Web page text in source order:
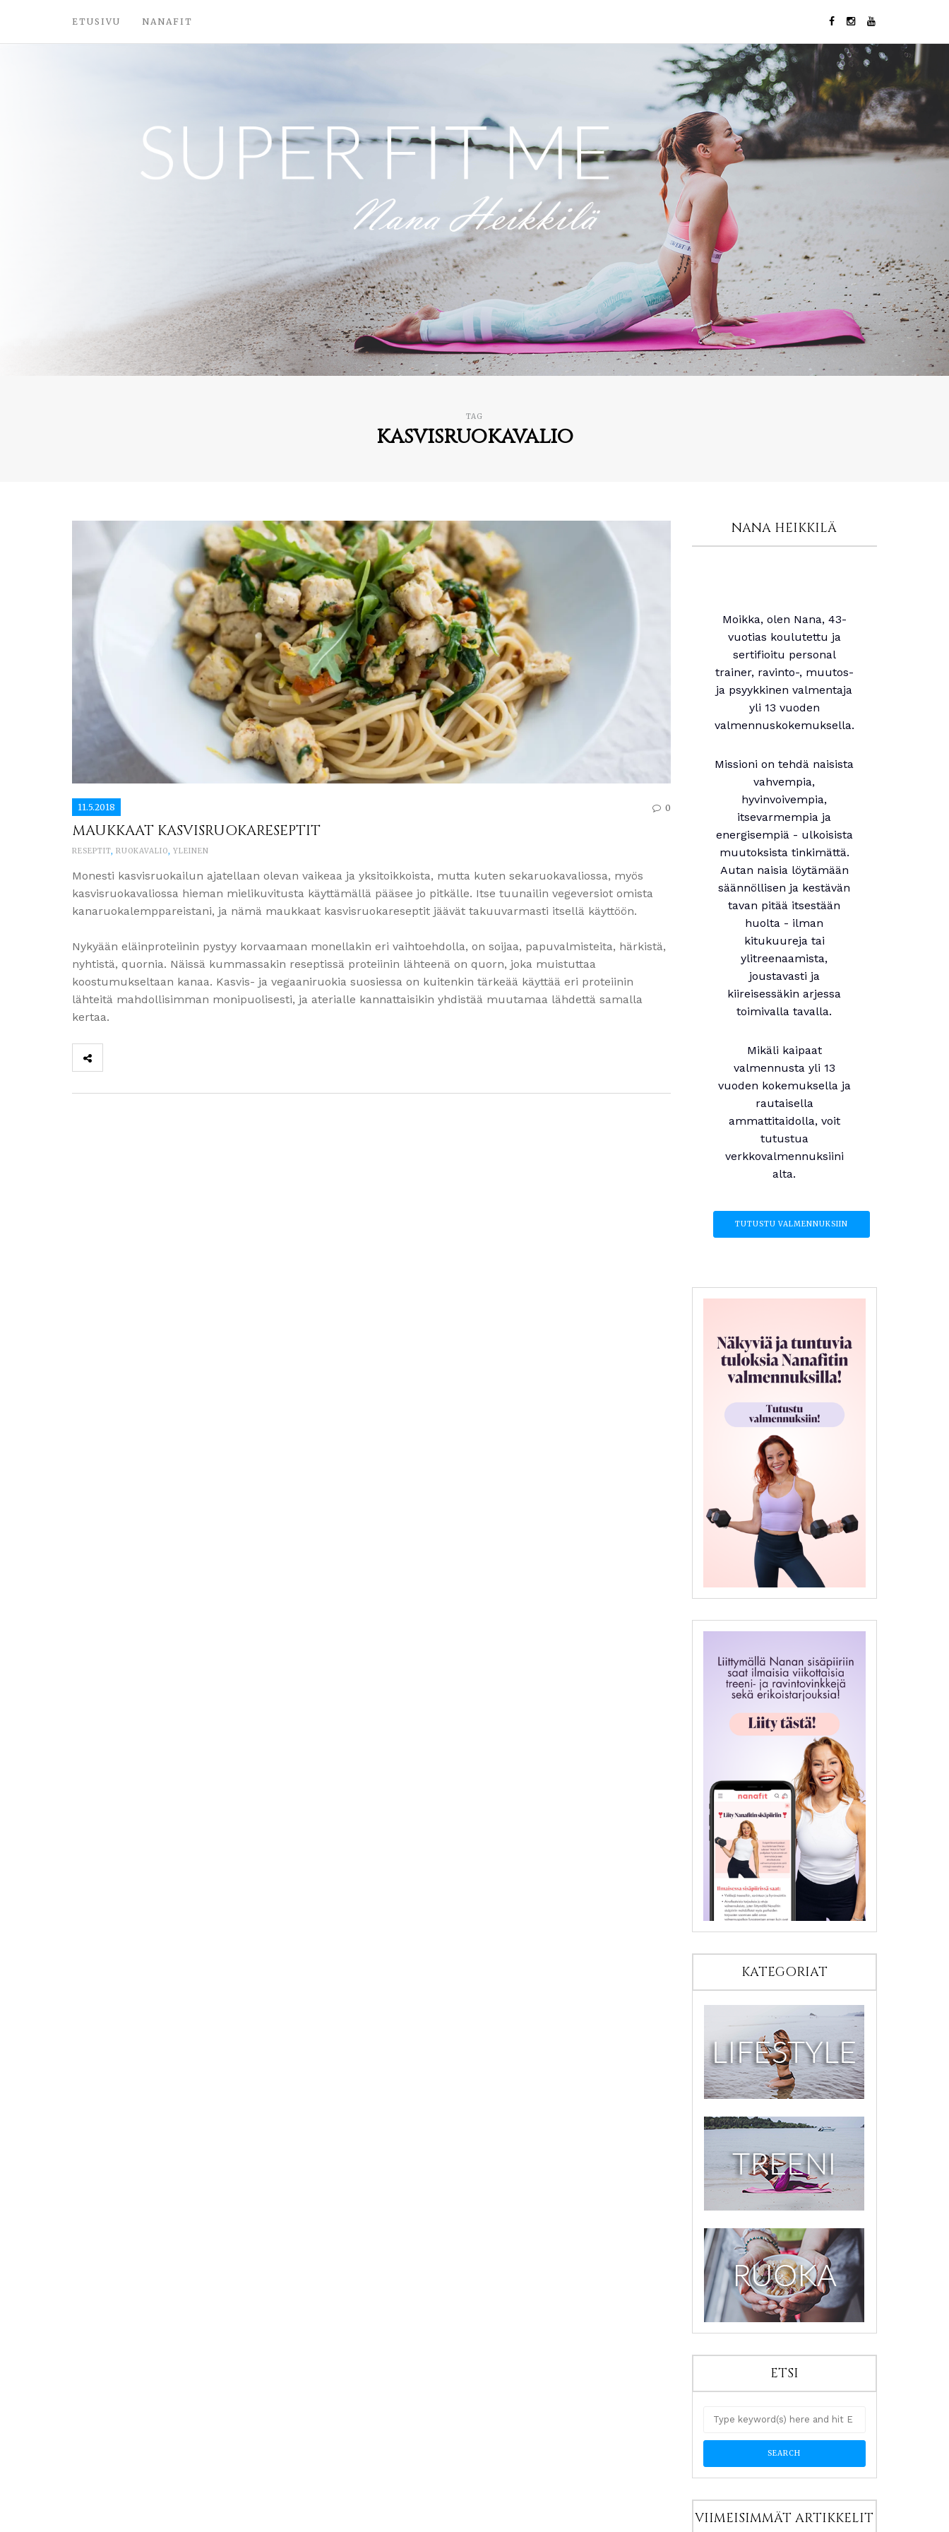
ETUSIVU NANAFIT
TAG
kasvisruokavalio
11.5.2018 0
MAUKKAAT KASVISRUOKARESEPTIT
RESEPTIT, RUOKAVALIO, YLEINEN
Monesti kasvisruokailun ajatellaan olevan vaikeaa ja yksitoikkoista, mutta kuten sekaruokavaliossa, myös
kasvisruokavaliossa hieman mielikuvitusta käyttämällä pääsee jo pitkälle. Itse tuunailin vegeversiot omista
kanaruokalemppareistani, ja nämä maukkaat kasvisruokareseptit jäävät takuuvarmasti itsellä käyttöön.
Nykyään eläinproteiinin pystyy korvaamaan monellakin eri vaihtoehdolla, on soijaa, papuvalmisteita, härkistä,
nyhtistä, quornia. Näissä kummassakin reseptissä proteiinin lähteenä on quorn, joka muistuttaa
koostumukseltaan kanaa. Kasvis- ja vegaaniruokia suosiessa on kuitenkin tärkeää käyttää eri proteiinin
lähteitä mahdollisimman monipuolisesti, ja aterialle kannattaisikin yhdistää muutamaa lähdettä samalla
kertaa.
NANA HEIKKILÄ
Moikka, olen Nana, 43-
vuotias koulutettu ja
sertifioitu personal
trainer, ravinto-, muutos-
ja psyykkinen valmentaja
yli 13 vuoden
valmennuskokemuksella.
Missioni on tehdä naisista
vahvempia,
hyvinvoivempia,
itsevarmempia ja
energisempiä - ulkoisista
muutoksista tinkimättä.
Autan naisia löytämään
säännöllisen ja kestävän
tavan pitää itsestään
huolta - ilman
kitukuureja tai
ylitreenaamista,
joustavasti ja
kiireisessäkin arjessa
toimivalla tavalla.
Mikäli kaipaat
valmennusta yli 13
vuoden kokemuksella ja
rautaisella
ammattitaidolla, voit
tutustua
verkkovalmennuksiini
alta.
TUTUSTU VALMENNUKSIIN
KATEGORIAT
ETSI
VIIMEISIMMÄT ARTIKKELIT